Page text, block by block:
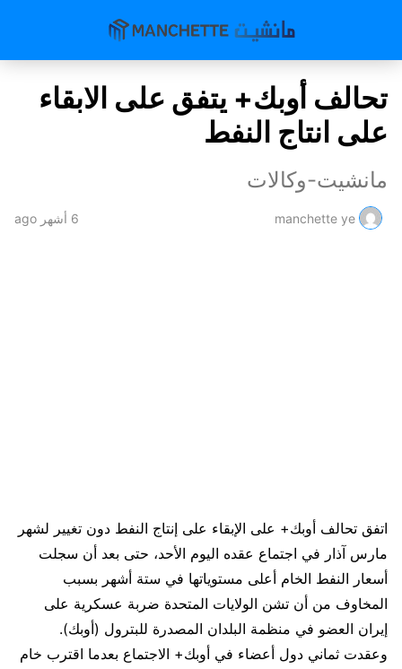
تحالف أوبك+ يتفق على الابقاء
على انتاج النفط
مانشيت-وكالات
manchette ye 6 أشهر ago
اتفق تحالف أوبك+ على الإبقاء على إنتاج النفط دون تغيير لشهر
مارس آذار في اجتماع عقده اليوم الأحد، حتى بعد أن سجلت
أسعار النفط الخام أعلى مستوياتها في ستة أشهر بسبب
المخاوف من أن تشن الولايات المتحدة ضربة عسكرية على
إيران العضو في منظمة البلدان المصدرة للبترول (أوبك).
وعقدت ثماني دول أعضاء في أوبك+ الاجتماع بعدما اقترب خام